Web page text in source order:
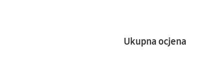
Ukupna ocjena